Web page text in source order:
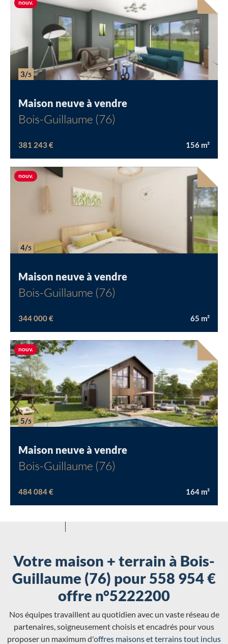
Chargement...
3/5
Maison neuve à vendre
Bois-Guillaume (76)
381 243 € 156 m²
nouv.Nouvelle offre
4/5
Maison neuve à vendre
Bois-Guillaume (76)
344 000 € 65 m²
nouv.Nouvelle offre
5/5
Maison neuve à vendre
Bois-Guillaume (76)
484 084 € 164 m²
nouv.Nouvelle offre
Votre maison + terrain à Bois-
Guillaume (76) pour 558 954 €
offre n°5222200
Nos équipes travaillent au quotidien avec un vaste réseau de
partenaires, soigneusement choisis et encadrés pour vous
proposer un maximum d'offres maisons et terrains tout inclus